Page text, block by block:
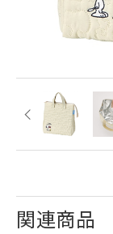
関連商品